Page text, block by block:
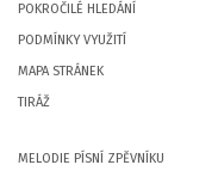
POKROČILÉ HLEDÁNÍ
PODMÍNKY VYUŽITÍ
MAPA STRÁNEK
TIRÁŽ
MELODIE PÍSNÍ ZPĚVNÍKU